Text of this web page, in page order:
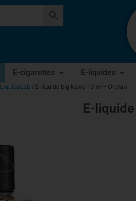
E-cigarettes E-liquides
LiquideLab / E-liquide big kawa 10 ml – O-Jlab
E-